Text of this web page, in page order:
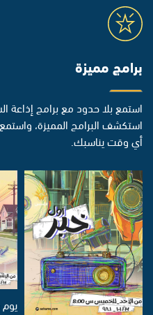
برامج مميزة
استمع بلا حدود مع برامج إذاعة
استكشف البرامج المميزة،
أي وقت يناسبك.